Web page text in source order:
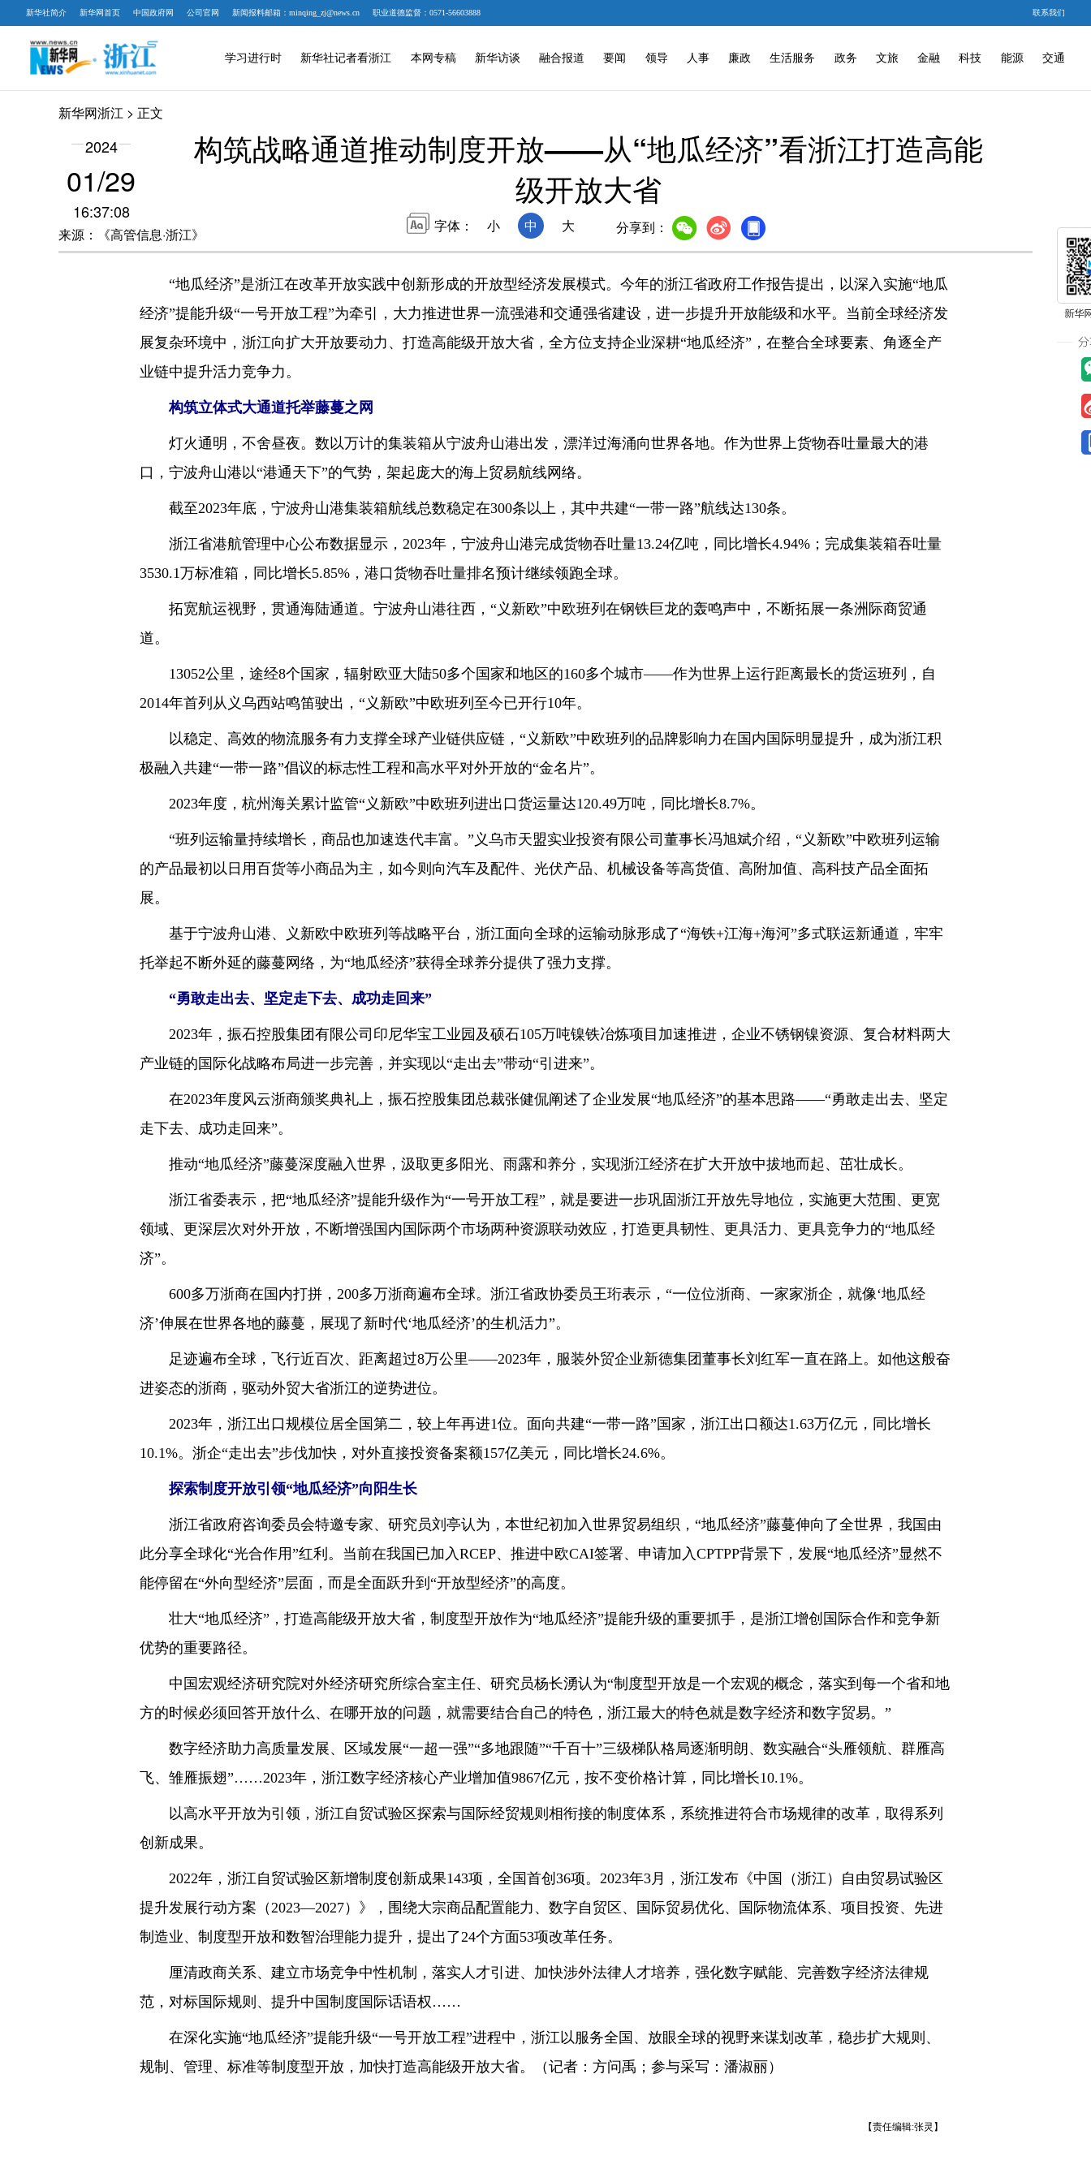
新华社简介 新华网首页 中国政府网 公司官网 新闻报料邮箱：minqing_zj@news.cn 职业道德监督：0571-56603888 联系我们
学习进行时 新华社记者看浙江 本网专稿 新华访谈 融合报道 要闻 领导 人事 廉政 生活服务 政务 文旅 金融 科技 能源 交通
新华网浙江 > 正文
2024
01/29
16:37:08
来源：《高管信息·浙江》
构筑战略通道推动制度开放——从“地瓜经济”看浙江打造高能
级开放大省
字体： 小 中 大 分享到：
“地瓜经济”是浙江在改革开放实践中创新形成的开放型经济发展模式。今年的浙江省政府工作报告提出，以深入实施“地瓜
经济”提能升级“一号开放工程”为牵引，大力推进世界一流强港和交通强省建设，进一步提升开放能级和水平。当前全球经济发
展复杂环境中，浙江向扩大开放要动力、打造高能级开放大省，全方位支持企业深耕“地瓜经济”，在整合全球要素、角逐全产
业链中提升活力竞争力。
构筑立体式大通道托举藤蔓之网
灯火通明，不舍昼夜。数以万计的集装箱从宁波舟山港出发，漂洋过海涌向世界各地。作为世界上货物吞吐量最大的港
口，宁波舟山港以“港通天下”的气势，架起庞大的海上贸易航线网络。
截至2023年底，宁波舟山港集装箱航线总数稳定在300条以上，其中共建“一带一路”航线达130条。
浙江省港航管理中心公布数据显示，2023年，宁波舟山港完成货物吞吐量13.24亿吨，同比增长4.94%；完成集装箱吞吐量
3530.1万标准箱，同比增长5.85%，港口货物吞吐量排名预计继续领跑全球。
拓宽航运视野，贯通海陆通道。宁波舟山港往西，“义新欧”中欧班列在钢铁巨龙的轰鸣声中，不断拓展一条洲际商贸通
道。
13052公里，途经8个国家，辐射欧亚大陆50多个国家和地区的160多个城市——作为世界上运行距离最长的货运班列，自
2014年首列从义乌西站鸣笛驶出，“义新欧”中欧班列至今已开行10年。
以稳定、高效的物流服务有力支撑全球产业链供应链，“义新欧”中欧班列的品牌影响力在国内国际明显提升，成为浙江积
极融入共建“一带一路”倡议的标志性工程和高水平对外开放的“金名片”。
2023年度，杭州海关累计监管“义新欧”中欧班列进出口货运量达120.49万吨，同比增长8.7%。
“班列运输量持续增长，商品也加速迭代丰富。”义乌市天盟实业投资有限公司董事长冯旭斌介绍，“义新欧”中欧班列运输
的产品最初以日用百货等小商品为主，如今则向汽车及配件、光伏产品、机械设备等高货值、高附加值、高科技产品全面拓
展。
基于宁波舟山港、义新欧中欧班列等战略平台，浙江面向全球的运输动脉形成了“海铁+江海+海河”多式联运新通道，牢牢
托举起不断外延的藤蔓网络，为“地瓜经济”获得全球养分提供了强力支撑。
“勇敢走出去、坚定走下去、成功走回来”
2023年，振石控股集团有限公司印尼华宝工业园及硕石105万吨镍铁冶炼项目加速推进，企业不锈钢镍资源、复合材料两大
产业链的国际化战略布局进一步完善，并实现以“走出去”带动“引进来”。
在2023年度风云浙商颁奖典礼上，振石控股集团总裁张健侃阐述了企业发展“地瓜经济”的基本思路——“勇敢走出去、坚定
走下去、成功走回来”。
推动“地瓜经济”藤蔓深度融入世界，汲取更多阳光、雨露和养分，实现浙江经济在扩大开放中拔地而起、茁壮成长。
浙江省委表示，把“地瓜经济”提能升级作为“一号开放工程”，就是要进一步巩固浙江开放先导地位，实施更大范围、更宽
领域、更深层次对外开放，不断增强国内国际两个市场两种资源联动效应，打造更具韧性、更具活力、更具竞争力的“地瓜经
济”。
600多万浙商在国内打拼，200多万浙商遍布全球。浙江省政协委员王珩表示，“一位位浙商、一家家浙企，就像‘地瓜经
济’伸展在世界各地的藤蔓，展现了新时代‘地瓜经济’的生机活力”。
足迹遍布全球，飞行近百次、距离超过8万公里——2023年，服装外贸企业新德集团董事长刘红军一直在路上。如他这般奋
进姿态的浙商，驱动外贸大省浙江的逆势进位。
2023年，浙江出口规模位居全国第二，较上年再进1位。面向共建“一带一路”国家，浙江出口额达1.63万亿元，同比增长
10.1%。浙企“走出去”步伐加快，对外直接投资备案额157亿美元，同比增长24.6%。
探索制度开放引领“地瓜经济”向阳生长
浙江省政府咨询委员会特邀专家、研究员刘亭认为，本世纪初加入世界贸易组织，“地瓜经济”藤蔓伸向了全世界，我国由
此分享全球化“光合作用”红利。当前在我国已加入RCEP、推进中欧CAI签署、申请加入CPTPP背景下，发展“地瓜经济”显然不
能停留在“外向型经济”层面，而是全面跃升到“开放型经济”的高度。
壮大“地瓜经济”，打造高能级开放大省，制度型开放作为“地瓜经济”提能升级的重要抓手，是浙江增创国际合作和竞争新
优势的重要路径。
中国宏观经济研究院对外经济研究所综合室主任、研究员杨长湧认为“制度型开放是一个宏观的概念，落实到每一个省和地
方的时候必须回答开放什么、在哪开放的问题，就需要结合自己的特色，浙江最大的特色就是数字经济和数字贸易。”
数字经济助力高质量发展、区域发展“一超一强”“多地跟随”“千百十”三级梯队格局逐渐明朗、数实融合“头雁领航、群雁高
飞、雏雁振翅”……2023年，浙江数字经济核心产业增加值9867亿元，按不变价格计算，同比增长10.1%。
以高水平开放为引领，浙江自贸试验区探索与国际经贸规则相衔接的制度体系，系统推进符合市场规律的改革，取得系列
创新成果。
2022年，浙江自贸试验区新增制度创新成果143项，全国首创36项。2023年3月，浙江发布《中国（浙江）自由贸易试验区
提升发展行动方案（2023—2027）》，围绕大宗商品配置能力、数字自贸区、国际贸易优化、国际物流体系、项目投资、先进
制造业、制度型开放和数智治理能力提升，提出了24个方面53项改革任务。
厘清政商关系、建立市场竞争中性机制，落实人才引进、加快涉外法律人才培养，强化数字赋能、完善数字经济法律规
范，对标国际规则、提升中国制度国际话语权……
在深化实施“地瓜经济”提能升级“一号开放工程”进程中，浙江以服务全国、放眼全球的视野来谋划改革，稳步扩大规则、
规制、管理、标准等制度型开放，加快打造高能级开放大省。（记者：方问禹；参与采写：潘淑丽）
【责任编辑:张灵】